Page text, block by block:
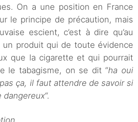
On a une position en France
le principe de précaution, mais
escient, c’est à dire qu’au
un produit qui de toute évidence
que la cigarette et qui pourrait
le tabagisme, on se dit “ha oui
ça, il faut attendre de savoir si
dangereux“.